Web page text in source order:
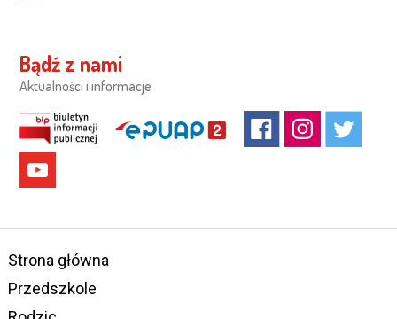
Bądź z nami
Aktualności i informacje
Strona główna
Przedszkole